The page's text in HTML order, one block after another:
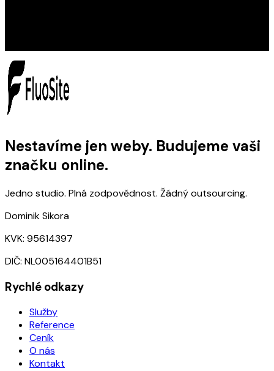
Nestavíme jen weby. Budujeme vaši
značku online.
Jedno studio. Plná zodpovědnost. Žádný outsourcing.
Dominik Sikora
KVK: 95614397
DIČ: NL005164401B51
Rychlé odkazy
Služby
Reference
Ceník
O nás
Kontakt